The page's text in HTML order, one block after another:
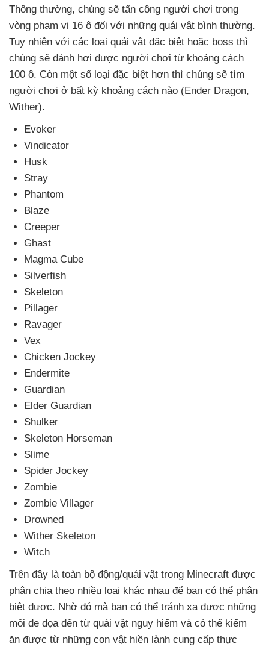
Thông thường, chúng sẽ tấn công người chơi trong
vòng phạm vi 16 ô đối với những quái vật bình thường.
Tuy nhiên với các loại quái vật đặc biệt hoặc boss thì
chúng sẽ đánh hơi được người chơi từ khoảng cách
100 ô. Còn một số loại đặc biệt hơn thì chúng sẽ tìm
người chơi ở bất kỳ khoảng cách nào (Ender Dragon,
Wither).
Evoker
Vindicator
Husk
Stray
Phantom
Blaze
Creeper
Ghast
Magma Cube
Silverfish
Skeleton
Pillager
Ravager
Vex
Chicken Jockey
Endermite
Guardian
Elder Guardian
Shulker
Skeleton Horseman
Slime
Spider Jockey
Zombie
Zombie Villager
Drowned
Wither Skeleton
Witch
Trên đây là toàn bộ động/quái vật trong Minecraft được
phân chia theo nhiều loại khác nhau để bạn có thể phân
biệt được. Nhờ đó mà bạn có thể tránh xa được những
mối đe dọa đến từ quái vật nguy hiểm và có thể kiếm
ăn được từ những con vật hiền lành cung cấp thực